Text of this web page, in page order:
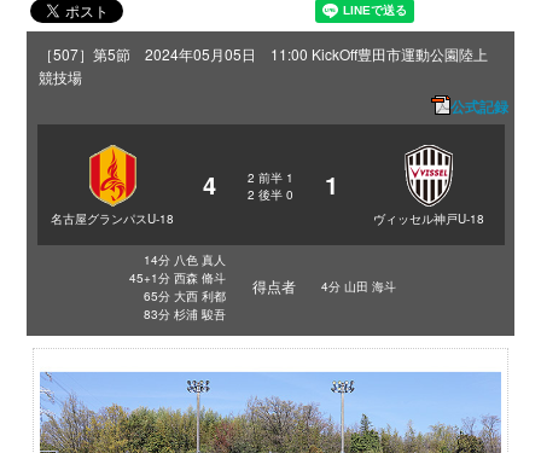
［507］第5節 2024年05月05日 11:00 KickOff豊田市運動公園陸上
競技場
公式記録
名古屋グランパスU-18
4 2 前半 1
2 後半 0 1
ヴィッセル神戸U-18
14分 八色 真人
45+1分 西森 脩斗
65分 大西 利都
83分 杉浦 駿吾
得点者 4分 山田 海斗